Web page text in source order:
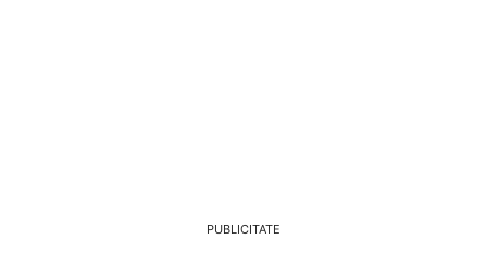
PUBLICITATE